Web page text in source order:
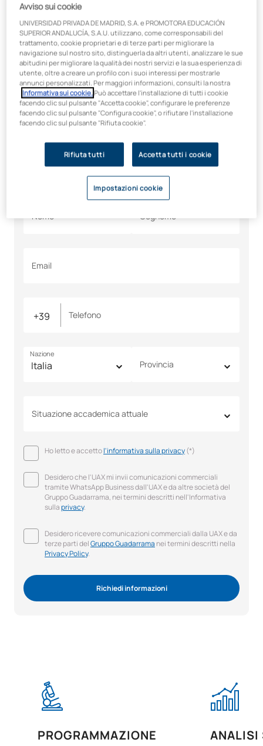
Immergiti in un piano di studi aggiornato che combina l’analisi
dei dati biologici, la programmazione e l’intelligenza artificiale,
con una visione completa dell’impatto della bioinformatica
sulla salute, sulla biotecnologia e sullo sviluppo umano.
Preparati a diventare un leader in un settore fondamentale
per il presente e il futuro della medicina personalizzata e della
scienza dei dati biomedici.
Vuoi saperne di più sul
informazioni
Tutti i campi sono obbligatori
Nome Cognome
Email
Telefono
Nazione
Provincia
Situazione accademica attuale
Ho letto e accettol'informativa sulla privacy(*)
Desidero che l'UAX mi invii comunicazioni commerciali
tramite WhatsApp Business dall'UAX e da altre società del
Gruppo Guadarrama, nei termini descritti nell'Informativa
sullaprivacy.
Desidero ricevere comunicazioni commerciali dalla UAX e da
terze parti delGruppo Guadarrama nei termini descritti nella
Privacy Policy.
Richiedi informazioni
PROGRAMMAZIONE ANALISI
Avviso sui cookie
UNIVERSIDAD PRIVADA DE MADRID, S.A. e PROMOTORA EDUCACIÓN
SUPERIOR ANDALUCÍA, S.A.U. utilizzano, come corresponsabili del
trattamento, cookie proprietari e di terze parti per migliorare la
navigazione sul nostro sito, distinguerla da altri utenti, analizzare le sue
abitudini per migliorare la qualità dei nostri servizi e la sua esperienza di
utente, oltre a creare un profilo con i suoi interessi per mostrarle
annunci personalizzati. Per maggiori informazioni, consulti la nostra
Informativa sui cookie.Può accettare l'installazione di tutti i cookie
facendo clic sul pulsante "Accetta cookie", configurare le preferenze
facendo clic sul pulsante "Configura cookie", o rifiutare l'installazione
facendo clic sul pulsante "Rifiuta cookie".
Rifiuta tutti Accetta tutti i cookie
Impostazioni cookie